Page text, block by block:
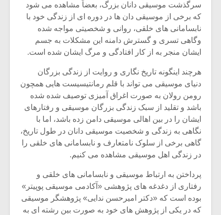
سرگذشت موسیقی دانان بزرگ، بعضاً مشاهده می شود
که برخی از موسیقی دان ها در دوره ای از زندگی خود با
نابسامانی های خلقی، روانی و شخصیتی مواجه شده
وگاهی تسری و گسترش دامنه این مشکلات به جسم
ایشان منجر به از کار افتادگی و مرگ ایشان شده است.
هرچند اینگونه تاریخ نگاری و روایت از زندگی بزرگان
دنیای موسیقی می تواند با قلم رمانتیسیست هایی همچون
رومن رولان به صورت اغراق آمیزی توصیف شده شده
باشد و تقلید از سبک زندگی بزرگان موسیقی و رفتارهای
ایشان را در بین اهالی موسیقی دامن زده باشد، اما با
نگاهی به زندگی و شخصیت موسیقی دانان در طول تاریخ،
گاهی برخی از سلوک نامتعارف و نابسامانی های خلقی را
در زندگی اهل موسیقی مشاهده می کنیم.
پرداختن به ارتباط موسیقی و نابسامانی های خلقی و
رفتاری از دغدغه های پژوهشی «آکادمی موسیقی پوپیتر»
بوده است که «دکتر امیرحسن ندایی» پژوهشگر موسیقی
که در یکی از پژوهش های خود به صورت بین رشته ای به